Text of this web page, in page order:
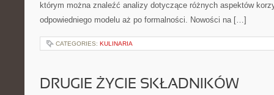
którym można znaleźć analizy dotyczące różnych aspektów
odpowiedniego modelu aż po formalności. Nowości na […]
CATEGORIES: KULINARIA
DRUGIE ŻYCIE SKŁADNIKÓW